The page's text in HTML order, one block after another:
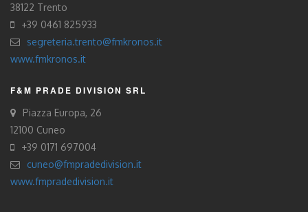
38122 Trento
+39 0461 825933
segreteria.trento@fmkronos.it
www.fmkronos.it
F&M PRADE DIVISION SRL
Piazza Europa, 26
12100 Cuneo
+39 0171 697004
cuneo@fmpradedivision.it
www.fmpradedivision.it